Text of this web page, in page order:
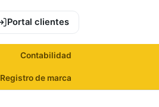
Portal clientes
Contabilidad
Registro de marca